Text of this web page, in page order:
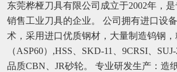
东莞桦桠刀具有限公司成立于2002年，是
销售工业刀具的企业。 公司拥有进口设
术，采用进口优质钢材，大量制造钨钢
（ASP60）,HSS、SKD-11、9CRSI、
品质CBN、JR砂轮。 专业研发生产：造